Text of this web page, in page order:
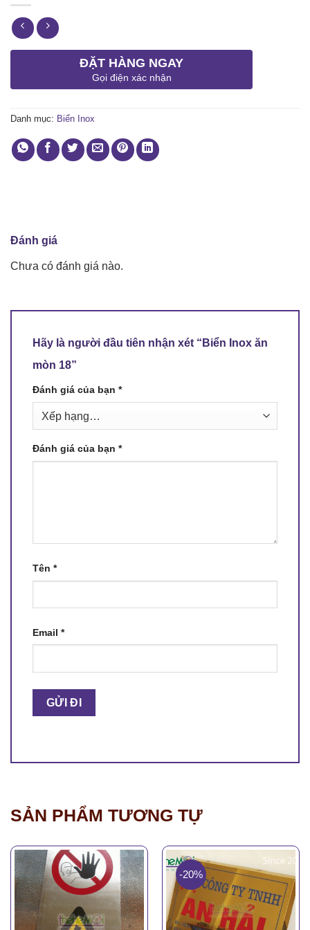
ĐẶT HÀNG NGAY
Gọi điện xác nhận
Danh mục: Biển Inox
Đánh giá
Chưa có đánh giá nào.
Hãy là người đầu tiên nhận xét “Biển Inox ăn
mòn 18”
Đánh giá của bạn *
Đánh giá của bạn *
Tên *
Email *
SẢN PHẨM TƯƠNG TỰ
-20%